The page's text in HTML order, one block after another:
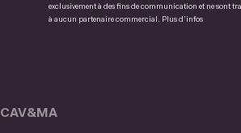
exclusivement à des fins de communication et ne sont
à aucun partenaire commercial. Plus d’infos
CAV&MA